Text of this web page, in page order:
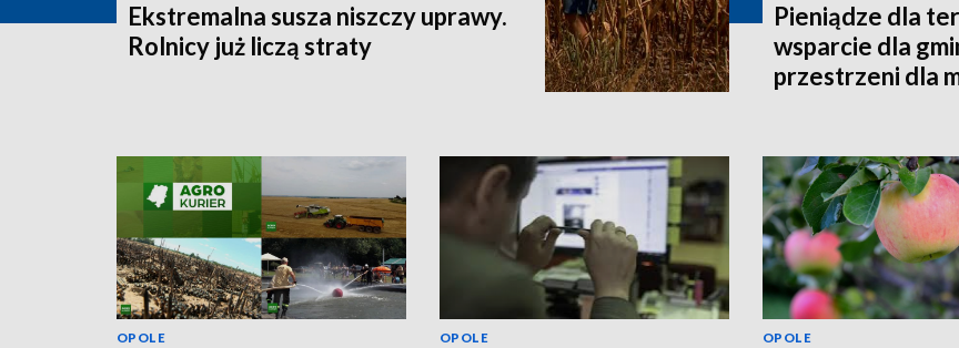
Ekstremalna susza niszczy uprawy.
Rolnicy już liczą straty
Pieniądze dla
wsparcie dla
przestrzeni dla
OPOLE OPOLE OPOLE